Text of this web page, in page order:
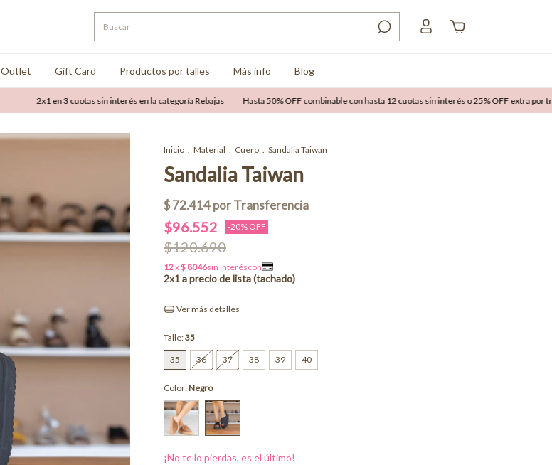
Outlet Gift Card Productos por talles Más info Blog
2x1 en 3 cuotas sin interés en la categoría Rebajas Hasta 50% OFF combinable con hasta 12 cuotas sin interés o 25% OFF extra por
Inicio . Material . Cuero . Sandalia Taiwan
Sandalia Taiwan
$96.552 -20% OFF
$120.690
Ver más detalles
Talle:35
35 36 37 38 39 40
Color:Negro
¡No te lo pierdas, es el último!